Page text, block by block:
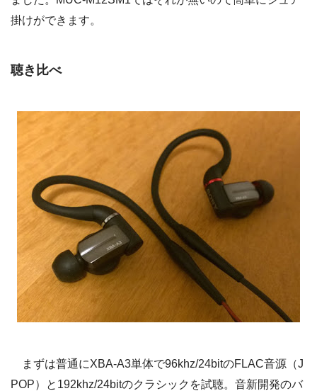
掛けができます。
聴き比べ
まずは普通にXBA-A3単体で96khz/24bitのFLAC音源（J
POP）と192khz/24bitのクラシックを試聴。音新開発のバ